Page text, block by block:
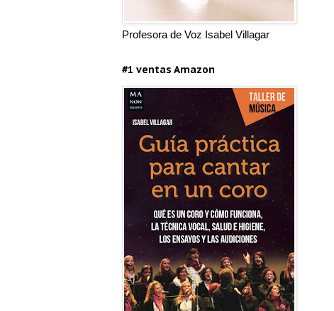
Profesora de Voz Isabel Villagar
#1 ventas Amazon